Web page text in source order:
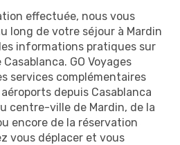
effectuée, nous vous
long de votre séjour à Mardin
informations pratiques sur
GO Voyages
services complémentaires
depuis Casablanca
centre-ville de Mardin, de la
encore de la réservation
vous déplacer et vous